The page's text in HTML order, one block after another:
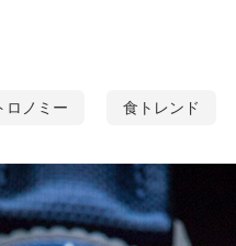
ロノミー 食トレンド